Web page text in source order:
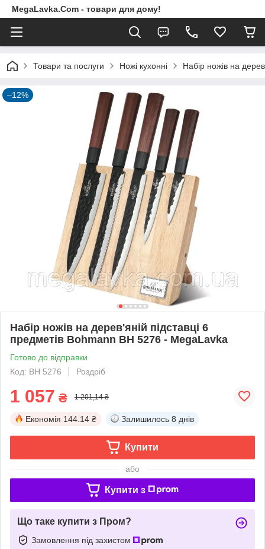
MegaLavka.Com - товари для дому!
Товари та послуги Ножі кухонні Набір ножів на
–12%
Набір ножів на дерев'яній підставці 6
предметів Bohmann BH 5276 - MegaLavka
Готово до відправки
Код: BH 5276
Роздріб
1 057 ₴ 1 201,14 ₴
Економія 144.14 ₴ Залишилось 8 днів
Купити
або
Купити з
Що таке купити з Пром?
Замовлення під захистом